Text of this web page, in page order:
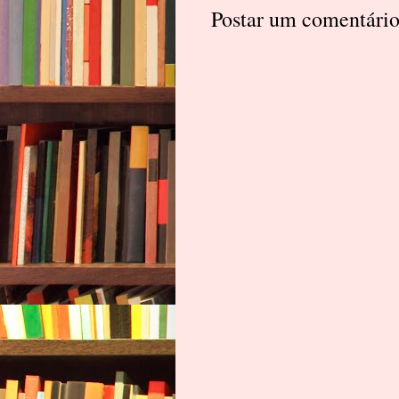
Postar um comentário